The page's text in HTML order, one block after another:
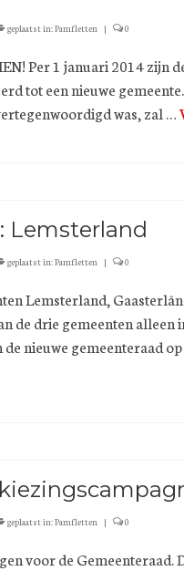
geplaatst in:Pamfletten | 0
Per 1 januari 2014 zijn
tot een nieuwe
was, zal …
Lemsterland
geplaatst in:Pamfletten | 0
Lemsterland,
de drie gemeenten
nieuwe gemeenteraad
geplaatst in:Pamfletten | 0
voor de